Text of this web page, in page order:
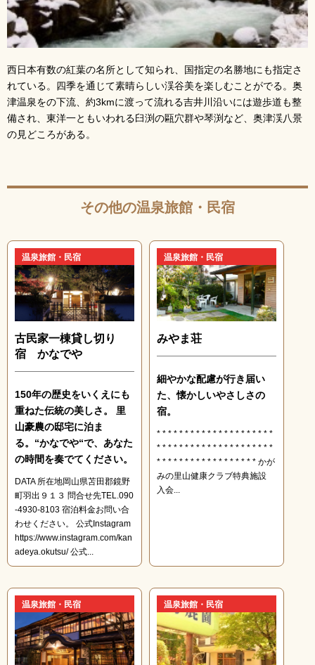
西日本有数の紅葉の名所として知られ、国指定の名勝地にも指定さ
れている。四季を通じて素晴らしい渓谷美を楽しむことがでる。奥
津温泉をの下流、約3kmに渡って流れる吉井川沿いには遊歩道も整
備され、東洋一ともいわれる臼渕の甌穴群や琴渕など、奥津渓八景
の見どころがある。
その他の温泉旅館・民宿
温泉旅館・民宿
古民家一棟貸し切り
宿 かなでや
150年の歴史をいくえにも
重ねた伝統の美しさ。 里
山豪農の邸宅に泊ま
る。“かなでや“で、あなた
の時間を奏でてください。
DATA 所在地岡山県苫田郡鏡野
町羽出９１３ 問合せ先TEL.090
-4930-8103 宿泊料金お問い合
わせください。 公式Instagram
https://www.instagram.com/kan
adeya.okutsu/ 公式...
温泉旅館・民宿
みやま荘
細やかな配慮が行き届い
た、懐かしいやさしさの
宿。
* * * * * * * * * * * * * * * * * * * * *
* * * * * * * * * * * * * * * * * * * * *
* * * * * * * * * * * * * * * * * * かが
みの里山健康クラブ特典施設
入会...
温泉旅館・民宿 温泉旅館・民宿